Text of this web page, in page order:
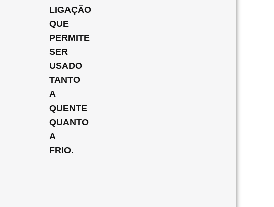
LIGAÇÃO
QUE
PERMITE
SER
USADO
TANTO
A
QUENTE
QUANTO
A
FRIO.